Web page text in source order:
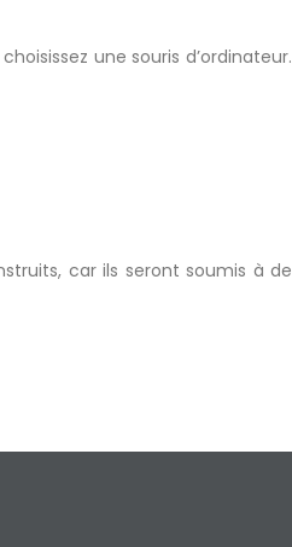
une souris d’ordinateur.
car ils seront soumis à de